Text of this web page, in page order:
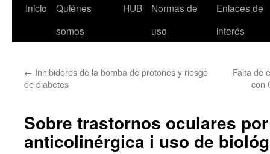
Inicio
Quiénes
somos
HUB
Normas de
uso
Enlaces de
interés
← Inhibidores de la bomba de protones y riesgo
de diabetes
Falta de
con
Sobre trastornos oculares
anticolinérgica i uso de